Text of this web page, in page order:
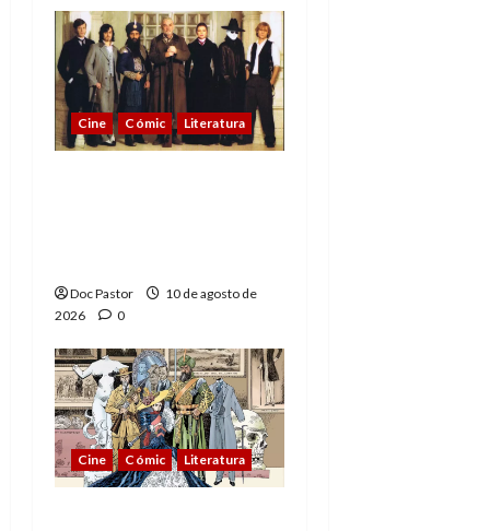
Cine Cómic Literatura
Doc Pastor
10 de agosto de
2026
0
Cine Cómic Literatura